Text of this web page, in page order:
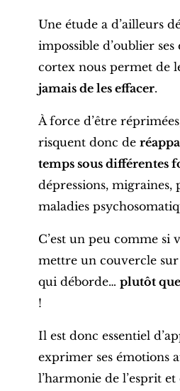
Une étude a d’ailleurs
impossible d’oublier
cortex nous permet de
jamais de les effacer.
À force d’être
risquent donc de
temps sous différentes
dépressions, migraines,
maladies
C’est un peu comme si
mettre un couvercle sur
qui déborde… plutôt
!
Il est donc essentiel
exprimer ses émotions
l’harmonie de l’esprit